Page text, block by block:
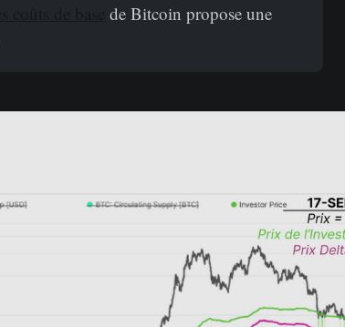
de Bitcoin propose une